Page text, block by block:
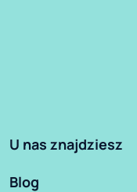
U nas znajdziesz
Blog